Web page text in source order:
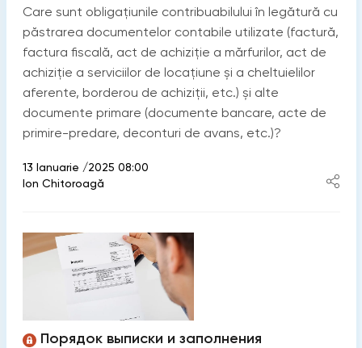
Care sunt obligațiunile contribuabilului în legătură cu
păstrarea documentelor contabile utilizate (factură,
factura fiscală, act de achiziţie a mărfurilor, act de
achiziţie a serviciilor de locaţiune şi a cheltuielilor
aferente, borderou de achiziţii, etc.) şi alte
documente primare (documente bancare, acte de
primire-predare, deconturi de avans, etc.)?
13 Ianuarie /2025 08:00
Ion Chitoroagă
Порядок выписки и заполнения